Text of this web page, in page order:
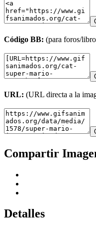
Código BB: (para foros/
URL: (URL directa a la
Compartir
Detalles